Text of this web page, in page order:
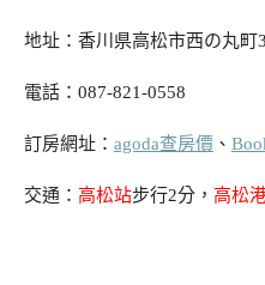
地址：香川県高松市西の丸町
電話：087-821-0558
訂房網址： agoda查房價 、
交通： 高松站步行2分， 高松